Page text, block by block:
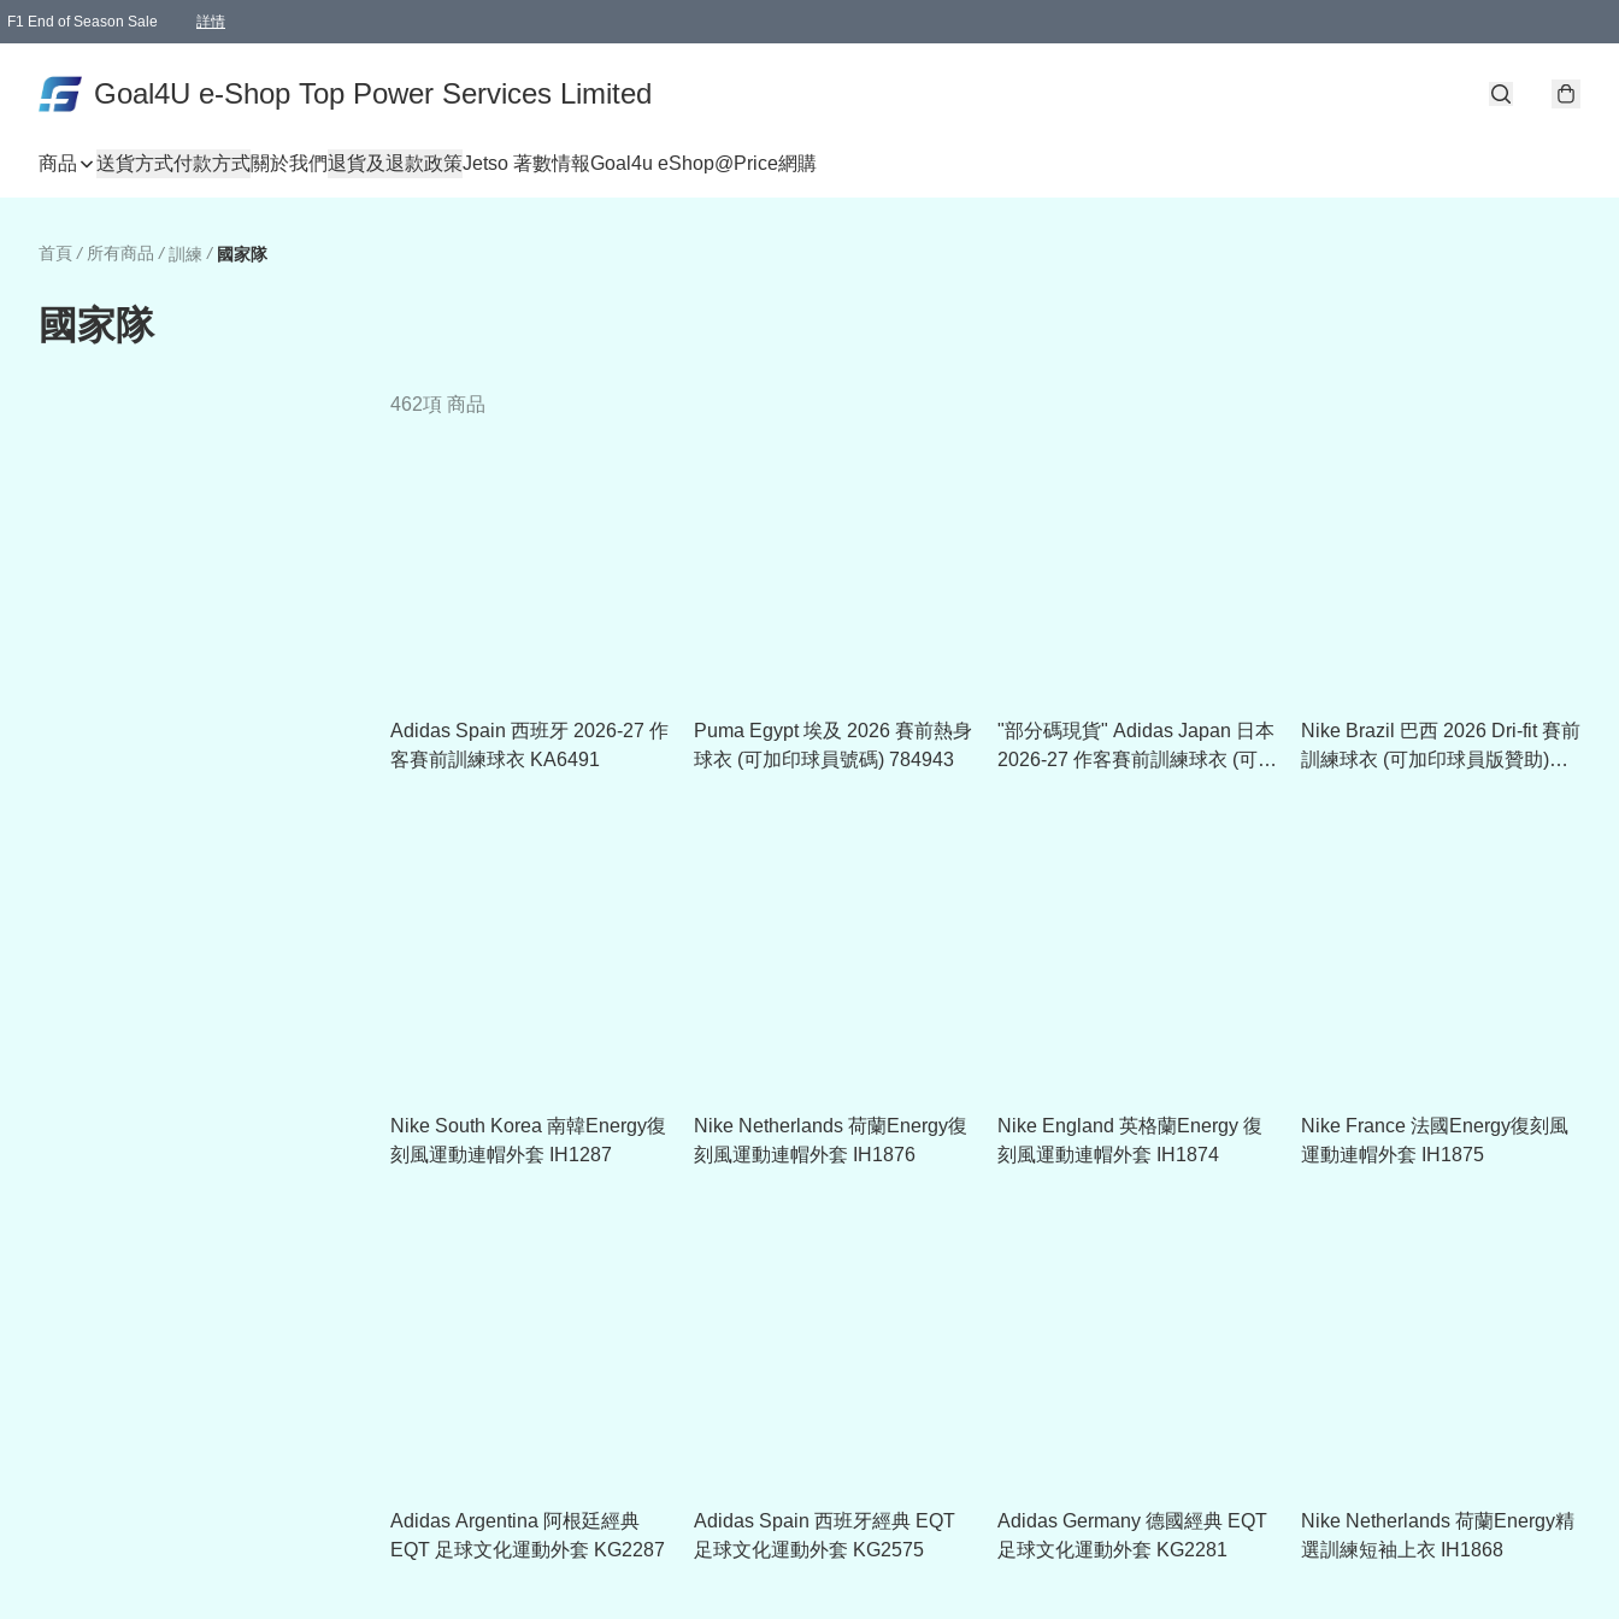
F1 End of Season Sale 詳情
Goal4U e-Shop Top Power Services Limited
商品 送貨方式付款方式關於我們退貨及退款政策Jetso 著數情報Goal4u eShop@Price網購
首頁 / 所有商品 / 訓練 / 國家隊
國家隊
462項 商品
Adidas Spain 西班牙 2026-27 作
客賽前訓練球衣 KA6491
Puma Egypt 埃及 2026 賽前熱身
球衣 (可加印球員號碼) 784943
"部分碼現貨" Adidas Japan 日本
2026-27 作客賽前訓練球衣 (可加
Nike Brazil 巴西 2026 Dri-fit 賽前
訓練球衣 (可加印球員版贊助)
Nike South Korea 南韓Energy復
刻風運動連帽外套 IH1287
Nike Netherlands 荷蘭Energy復
刻風運動連帽外套 IH1876
Nike England 英格蘭Energy 復
刻風運動連帽外套 IH1874
Nike France 法國Energy復刻風
運動連帽外套 IH1875
Adidas Argentina 阿根廷經典
EQT 足球文化運動外套 KG2287
Adidas Spain 西班牙經典 EQT
足球文化運動外套 KG2575
Adidas Germany 德國經典 EQT
足球文化運動外套 KG2281
Nike Netherlands 荷蘭Energy精
選訓練短袖上衣 IH1868